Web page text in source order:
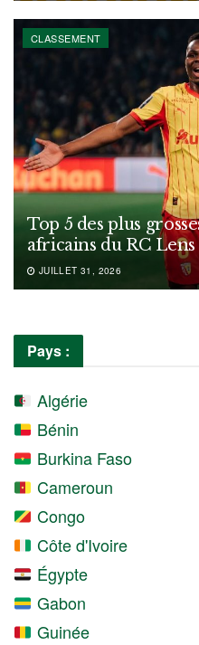
CLASSEMENT
Top 5 des plus
africains du RC Lens
JUILLET 31, 2026
Pays :
Algérie
Bénin
Burkina Faso
Cameroun
Congo
Côte d'Ivoire
Égypte
Gabon
Guinée